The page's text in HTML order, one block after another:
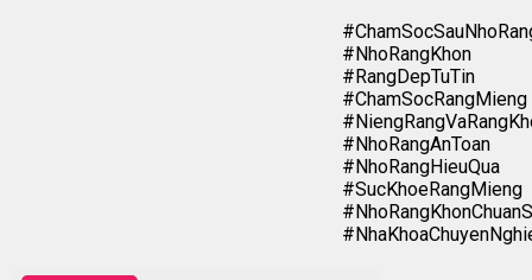
#NhoRangKhon
#RangDepTuTin
#ChamSocRangMieng
#NhoRangAnToan
#NhoRangHieuQua
#SucKhoeRangMieng